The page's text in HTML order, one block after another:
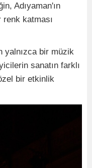
Adıyaman'ın
katması
yalnızca bir müzik
sanatın farklı
bir etkinlik